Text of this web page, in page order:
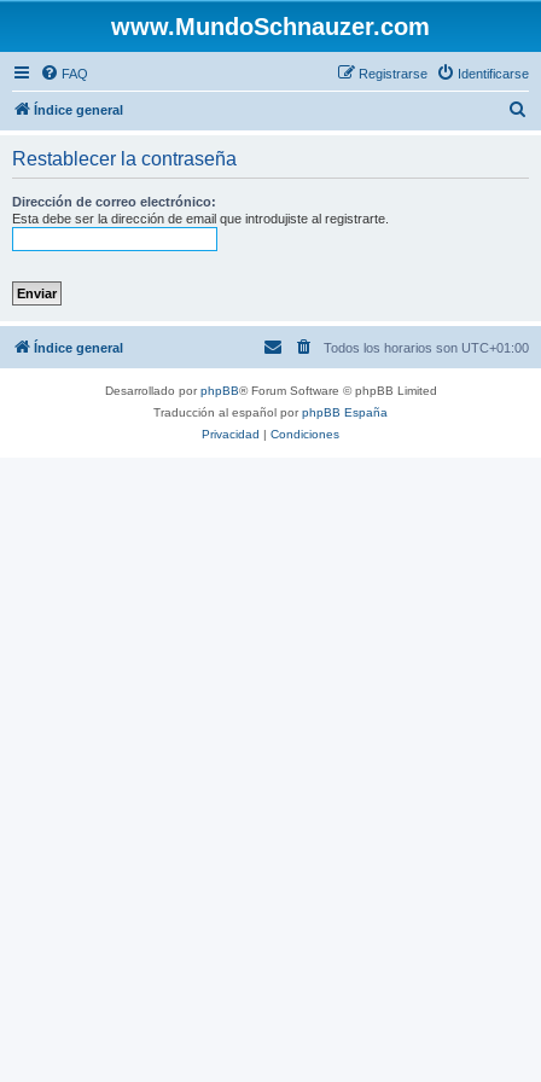
www.MundoSchnauzer.com
FAQ Identificarse
Registrarse
Índice general
Restablecer la contraseña
Dirección de correo electrónico:
Esta debe ser la dirección de email que introdujiste al registrarte.
Índice general Todos los horarios son UTC+01:00
Desarrollado porphpBB® Forum Software © phpBB Limited
Traducción al español porphpBB España
Privacidad | Condiciones